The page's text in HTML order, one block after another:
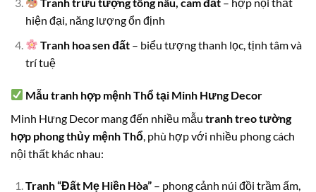
hiện đại, năng lượng ổn định
Tranh hoa sen đất – biểu tượng thanh lọc, tịnh tâm và
trí tuệ
Mẫu tranh hợp mệnh Thổ tại Minh Hưng Decor
Minh Hưng Decor mang đến nhiều mẫu tranh treo tường
hợp phong thủy mệnh Thổ , phù hợp với nhiều phong cách
nội thất khác nhau:
Tranh “Đất Mẹ Hiền Hòa”– phong cảnh núi đồi trầm ấm,